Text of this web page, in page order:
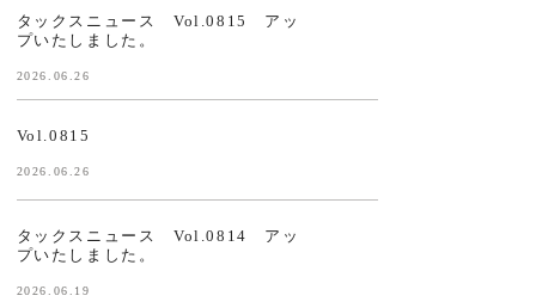
タックスニュース Vol.0815 アッ
プいたしました。
2026.06.26
Vol.0815
2026.06.26
タックスニュース Vol.0814 アッ
プいたしました。
2026.06.19